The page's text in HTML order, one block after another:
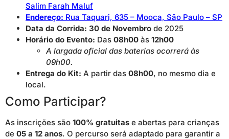
Salim Farah Maluf
Endereço: Rua Taquari, 635 – Mooca, São Paulo – SP
Data da Corrida: 30 de Novembro de 2025
Horário do Evento: Das 08h00 às 12h00
A largada oficial das baterias ocorrerá às
09h00.
Entrega do Kit: A partir das 08h00, no mesmo dia e
local.
Como Participar?
As inscrições são 100% gratuitas e abertas para crianças
de 05 a 12 anos. O percurso será adaptado para garantir a